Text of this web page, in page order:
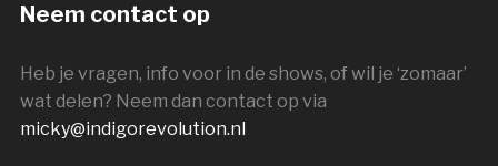
Neem contact op
Heb je vragen, info voor in de shows, of wil je ‘zomaar’
wat delen? Neem dan contact op via
micky@indigorevolution.nl